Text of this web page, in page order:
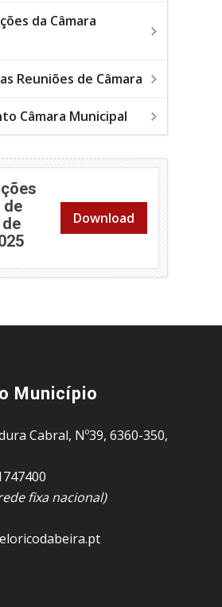
da Câmara
Reuniões de Câmara
Câmara Municipal
de
(abre em nova janela)
Download
Município
Cabral, Nº39, 6360-350,
fixa nacional)